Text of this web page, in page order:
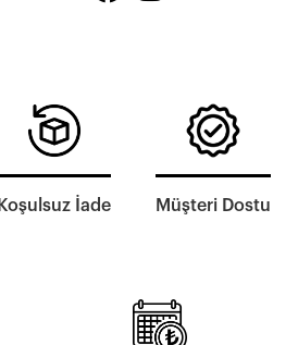
Koşulsuz İade Müşteri Dostu